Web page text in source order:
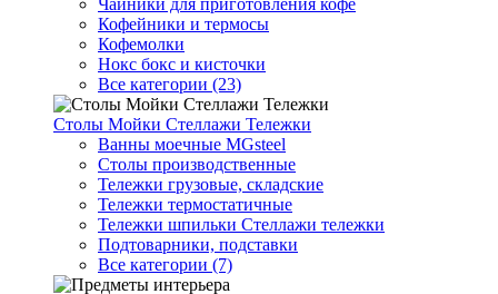
Чайники для приготовления кофе
Кофейники и термосы
Кофемолки
Нокс бокс и кисточки
Все категории (23)
Столы Мойки Стеллажи Тележки
Ванны моечные MGsteel
Столы производственные
Тележки грузовые, складские
Тележки термостатичные
Тележки шпильки Стеллажи тележки
Подтоварники, подставки
Все категории (7)